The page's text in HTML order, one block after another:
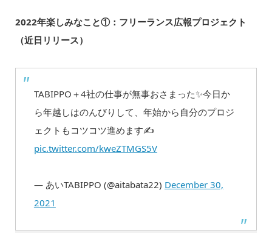
2022年楽しみなこと①：フリーランス広報プロジェクト
（近日リリース）
TABIPPO＋4社の仕事が無事おさまった✨今日か
ら年越しはのんびりして、年始から自分のプロジ
ェクトもコツコツ進めます✍️
pic.twitter.com/kweZTMGS5V
— あいTABIPPO (@aitabata22) December 30,
2021